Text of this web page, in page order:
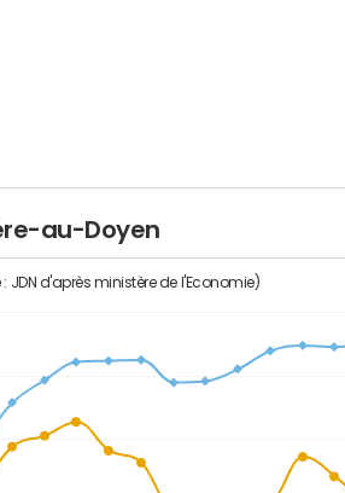
au-Doyen
JDN d'après ministère de l'Economie)